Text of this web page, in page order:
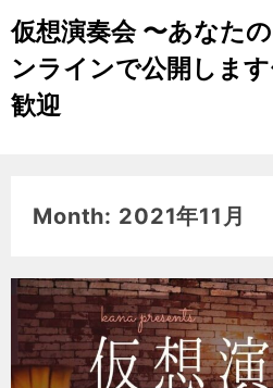
仮想演奏会 〜あなた
ンラインで公開しま
歓迎
Month: 2021年11月